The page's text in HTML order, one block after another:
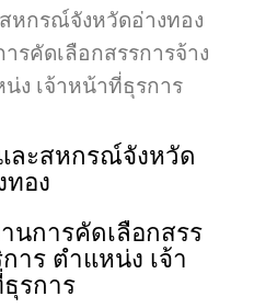
หกรณ์จังหวัดอ่างทอง
รคัดเลือกสรรการจ้าง
ง เจ้าหน้าที่ธุรการ
ละสหกรณ์จังหวัด
ทอง
นการคัดเลือกสรร
าร ตำแหน่ง เจ้า
รการ